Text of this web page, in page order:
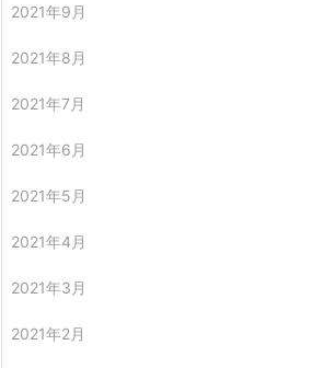
2021年9月
2021年8月
2021年7月
2021年6月
2021年5月
2021年4月
2021年3月
2021年2月